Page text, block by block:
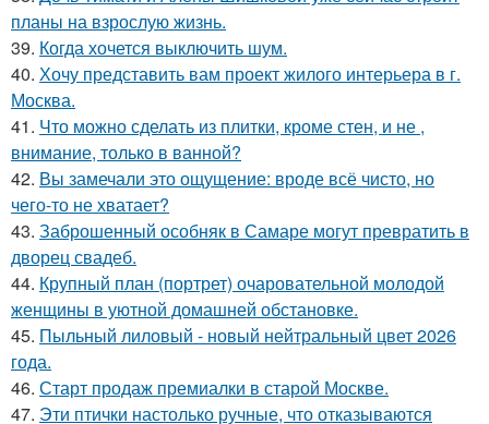
планы на взрослую жизнь.
39. Когда хочется выключить шум.
40. Хочу представить вам проект жилого интерьера в г.
Москва.
41. Что можно сделать из плитки, кроме стен, и не ,
внимание, только в ванной?
42. Вы замечали это ощущение: вроде всё чисто, но
чего-то не хватает?
43. Заброшенный особняк в Самаре могут превратить в
дворец свадеб.
44. Крупный план (портрет) очаровательной молодой
женщины в уютной домашней обстановке.
45. Пыльный лиловый - новый нейтральный цвет 2026
года.
46. Старт продаж премиалки в старой Москве.
47. Эти птички настолько ручные, что отказываются